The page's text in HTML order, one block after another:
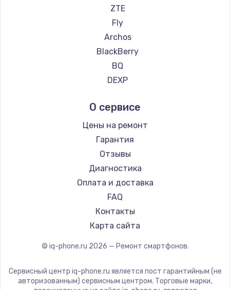
Ремонт смартфонов Sharp
Ремонт смартфонов Elephone
Ремонт смартфонов BlackView
Ремонт смартфонов Google
Ремонт смартфонов Vertu
Ремонт смартфонов Tp-Link
Ремонт смартфонов Nubia
Ремонт смартфонов Land Rover
Ремонт смартфонов Acer
Ремонт смартфонов HP
Ремонт смартфонов Poco
Ремонт смартфонов HTC
Ремонт смартфонов Blackmagic
Ремонт смартфонов Nothing
Ремонт смартфонов iQOO
ZTE
Fly
Archos
BlackBerry
BQ
DEXP
Ginzzu
Highscreen
Irbis
Kyocera
LeEco
OnePlus
teXet
Motorola
Prestigio
Elephone
О сервисе
Цены на ремонт
Гарантия
Отзывы
Диагностика
Оплата и доставка
FAQ
Контакты
Карта сайта
© iq-phone.ru 2026 — Ремонт смартфонов.
Сервисный центр iq-phone.ru является пост гарантийным (не
авторизованным) сервисным центром. Торговые марки,